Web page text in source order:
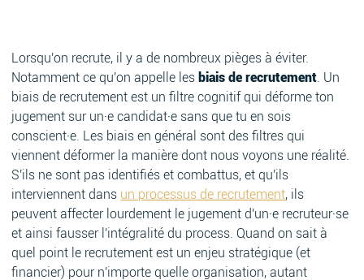
Lorsqu'on recrute, il y a de nombreux pièges à éviter.
Notamment ce qu'on appelle les biais de recrutement. Un
biais de recrutement est un filtre cognitif qui déforme ton
jugement sur un·e candidat·e sans que tu en sois
conscient·e. Les biais en général sont des filtres qui
viennent déformer la manière dont nous voyons une réalité.
S'ils ne sont pas identifiés et combattus, et qu'ils
interviennent dans un processus de recrutement, ils
peuvent affecter lourdement le jugement d'un·e recruteur·se
et ainsi fausser l'intégralité du process. Quand on sait à
quel point le recrutement est un enjeu stratégique (et
financier) pour n'importe quelle organisation, autant